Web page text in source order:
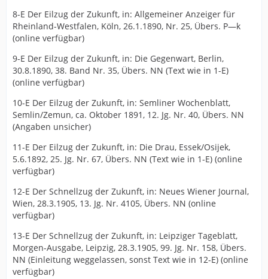
8-E Der Eilzug der Zukunft, in: Allgemeiner Anzeiger für
Rheinland-Westfalen, Köln, 26.1.1890, Nr. 25, Übers. P—k
(online verfügbar)
9-E Der Eilzug der Zukunft, in: Die Gegenwart, Berlin,
30.8.1890, 38. Band Nr. 35, Übers. NN (Text wie in 1-E)
(online verfügbar)
10-E Der Eilzug der Zukunft, in: Semliner Wochenblatt,
Semlin/Zemun, ca. Oktober 1891, 12. Jg. Nr. 40, Übers. NN
(Angaben unsicher)
11-E Der Eilzug der Zukunft, in: Die Drau, Essek/Osijek,
5.6.1892, 25. Jg. Nr. 67, Übers. NN (Text wie in 1-E) (online
verfügbar)
12-E Der Schnellzug der Zukunft, in: Neues Wiener Journal,
Wien, 28.3.1905, 13. Jg. Nr. 4105, Übers. NN (online
verfügbar)
13-E Der Schnellzug der Zukunft, in: Leipziger Tageblatt,
Morgen-Ausgabe, Leipzig, 28.3.1905, 99. Jg. Nr. 158, Übers.
NN (Einleitung weggelassen, sonst Text wie in 12-E) (online
verfügbar)